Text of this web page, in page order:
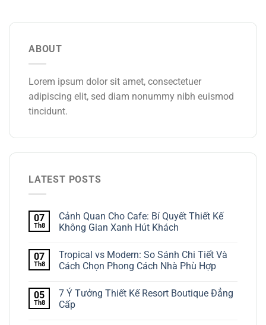
ABOUT
Lorem ipsum dolor sit amet, consectetuer
adipiscing elit, sed diam nonummy nibh euismod
tincidunt.
LATEST POSTS
07
Th8
Cảnh Quan Cho Cafe: Bí Quyết Thiết Kế
Không Gian Xanh Hút Khách
07
Th8
Tropical vs Modern: So Sánh Chi Tiết Và
Cách Chọn Phong Cách Nhà Phù Hợp
05
Th8
7 Ý Tưởng Thiết Kế Resort Boutique Đẳng
Cấp